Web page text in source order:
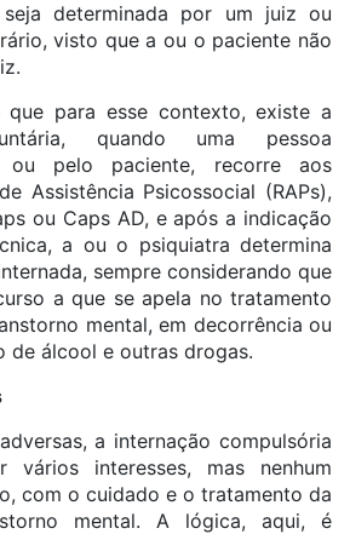
determinada por um juiz ou
visto que a ou o paciente não
que para esse contexto, existe a
quando uma pessoa
ou pelo paciente, recorre aos
Assistência Psicossocial (RAPs),
ou Caps AD, e após a indicação
a ou o psiquiatra determina
sempre considerando que
a que se apela no tratamento
mental, em decorrência ou
de álcool e outras drogas.
a internação compulsória
vários interesses, mas nenhum
com o cuidado e o tratamento da
mental. A lógica, aqui, é